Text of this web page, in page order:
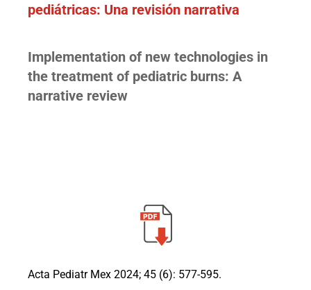
pediátricas: Una revisión narrativa
Implementation of new technologies in
the treatment of pediatric burns: A
narrative review
Acta Pediatr Mex 2024; 45 (6): 577-595.